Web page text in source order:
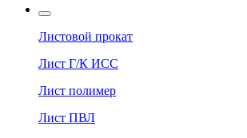
Листовой прокат
Лист Г/К ИСС
Лист полимер
Лист ПВЛ